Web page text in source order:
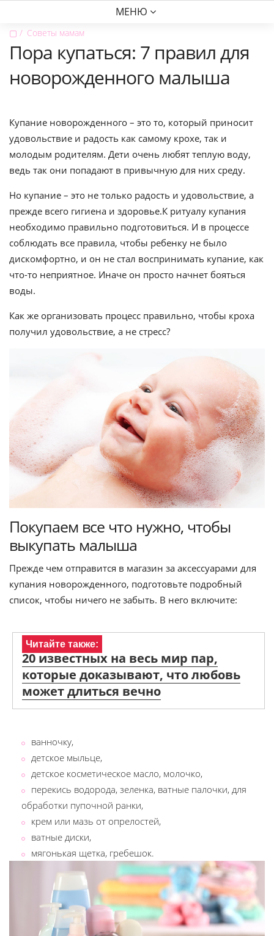
МЕНЮ
▢ Советы мамам
Пора купаться: 7 правил для
новорожденного малыша
Купание новорожденного – это то, который приносит
удовольствие и радость как самому крохе, так и
молодым родителям. Дети очень любят теплую воду,
ведь так они попадают в привычную для них среду.
Но купание – это не только радость и удовольствие, а
прежде всего гигиена и здоровье.К ритуалу купания
необходимо правильно подготовиться. И в процессе
соблюдать все правила, чтобы ребенку не было
дискомфортно, и он не стал воспринимать купание, как
что-то неприятное. Иначе он просто начнет бояться
воды.
Как же организовать процесс правильно, чтобы кроха
получил удовольствие, а не стресс?
Покупаем все что нужно, чтобы
выкупать малыша
Прежде чем отправится в магазин за аксессуарами для
купания новорожденного, подготовьте подробный
список, чтобы ничего не забыть. В него включите:
Читайте также:
20 известных на весь мир пар,
которые доказывают, что любовь
может длиться вечно
ванночку,
детское мыльце,
детское косметическое масло, молочко,
перекись водорода, зеленка, ватные палочки, для
обработки пупочной ранки,
крем или мазь от опрелостей,
ватные диски,
мягонькая щетка, гребешок.